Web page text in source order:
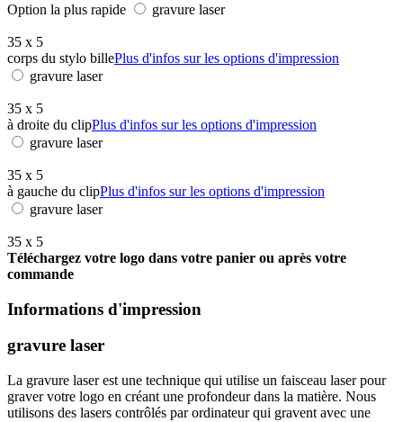
Option la plus rapide
gravure laser
35 x 5
corps du stylo billePlus d'infos sur les options d'impression
gravure laser
35 x 5
à droite du clipPlus d'infos sur les options d'impression
gravure laser
35 x 5
à gauche du clipPlus d'infos sur les options d'impression
gravure laser
35 x 5
Téléchargez votre logo dans votre panier ou après votre
commande
Informations d'impression
gravure laser
La gravure laser est une technique qui utilise un faisceau laser pour
graver votre logo en créant une profondeur dans la matière. Nous
utilisons des lasers contrôlés par ordinateur qui gravent avec une